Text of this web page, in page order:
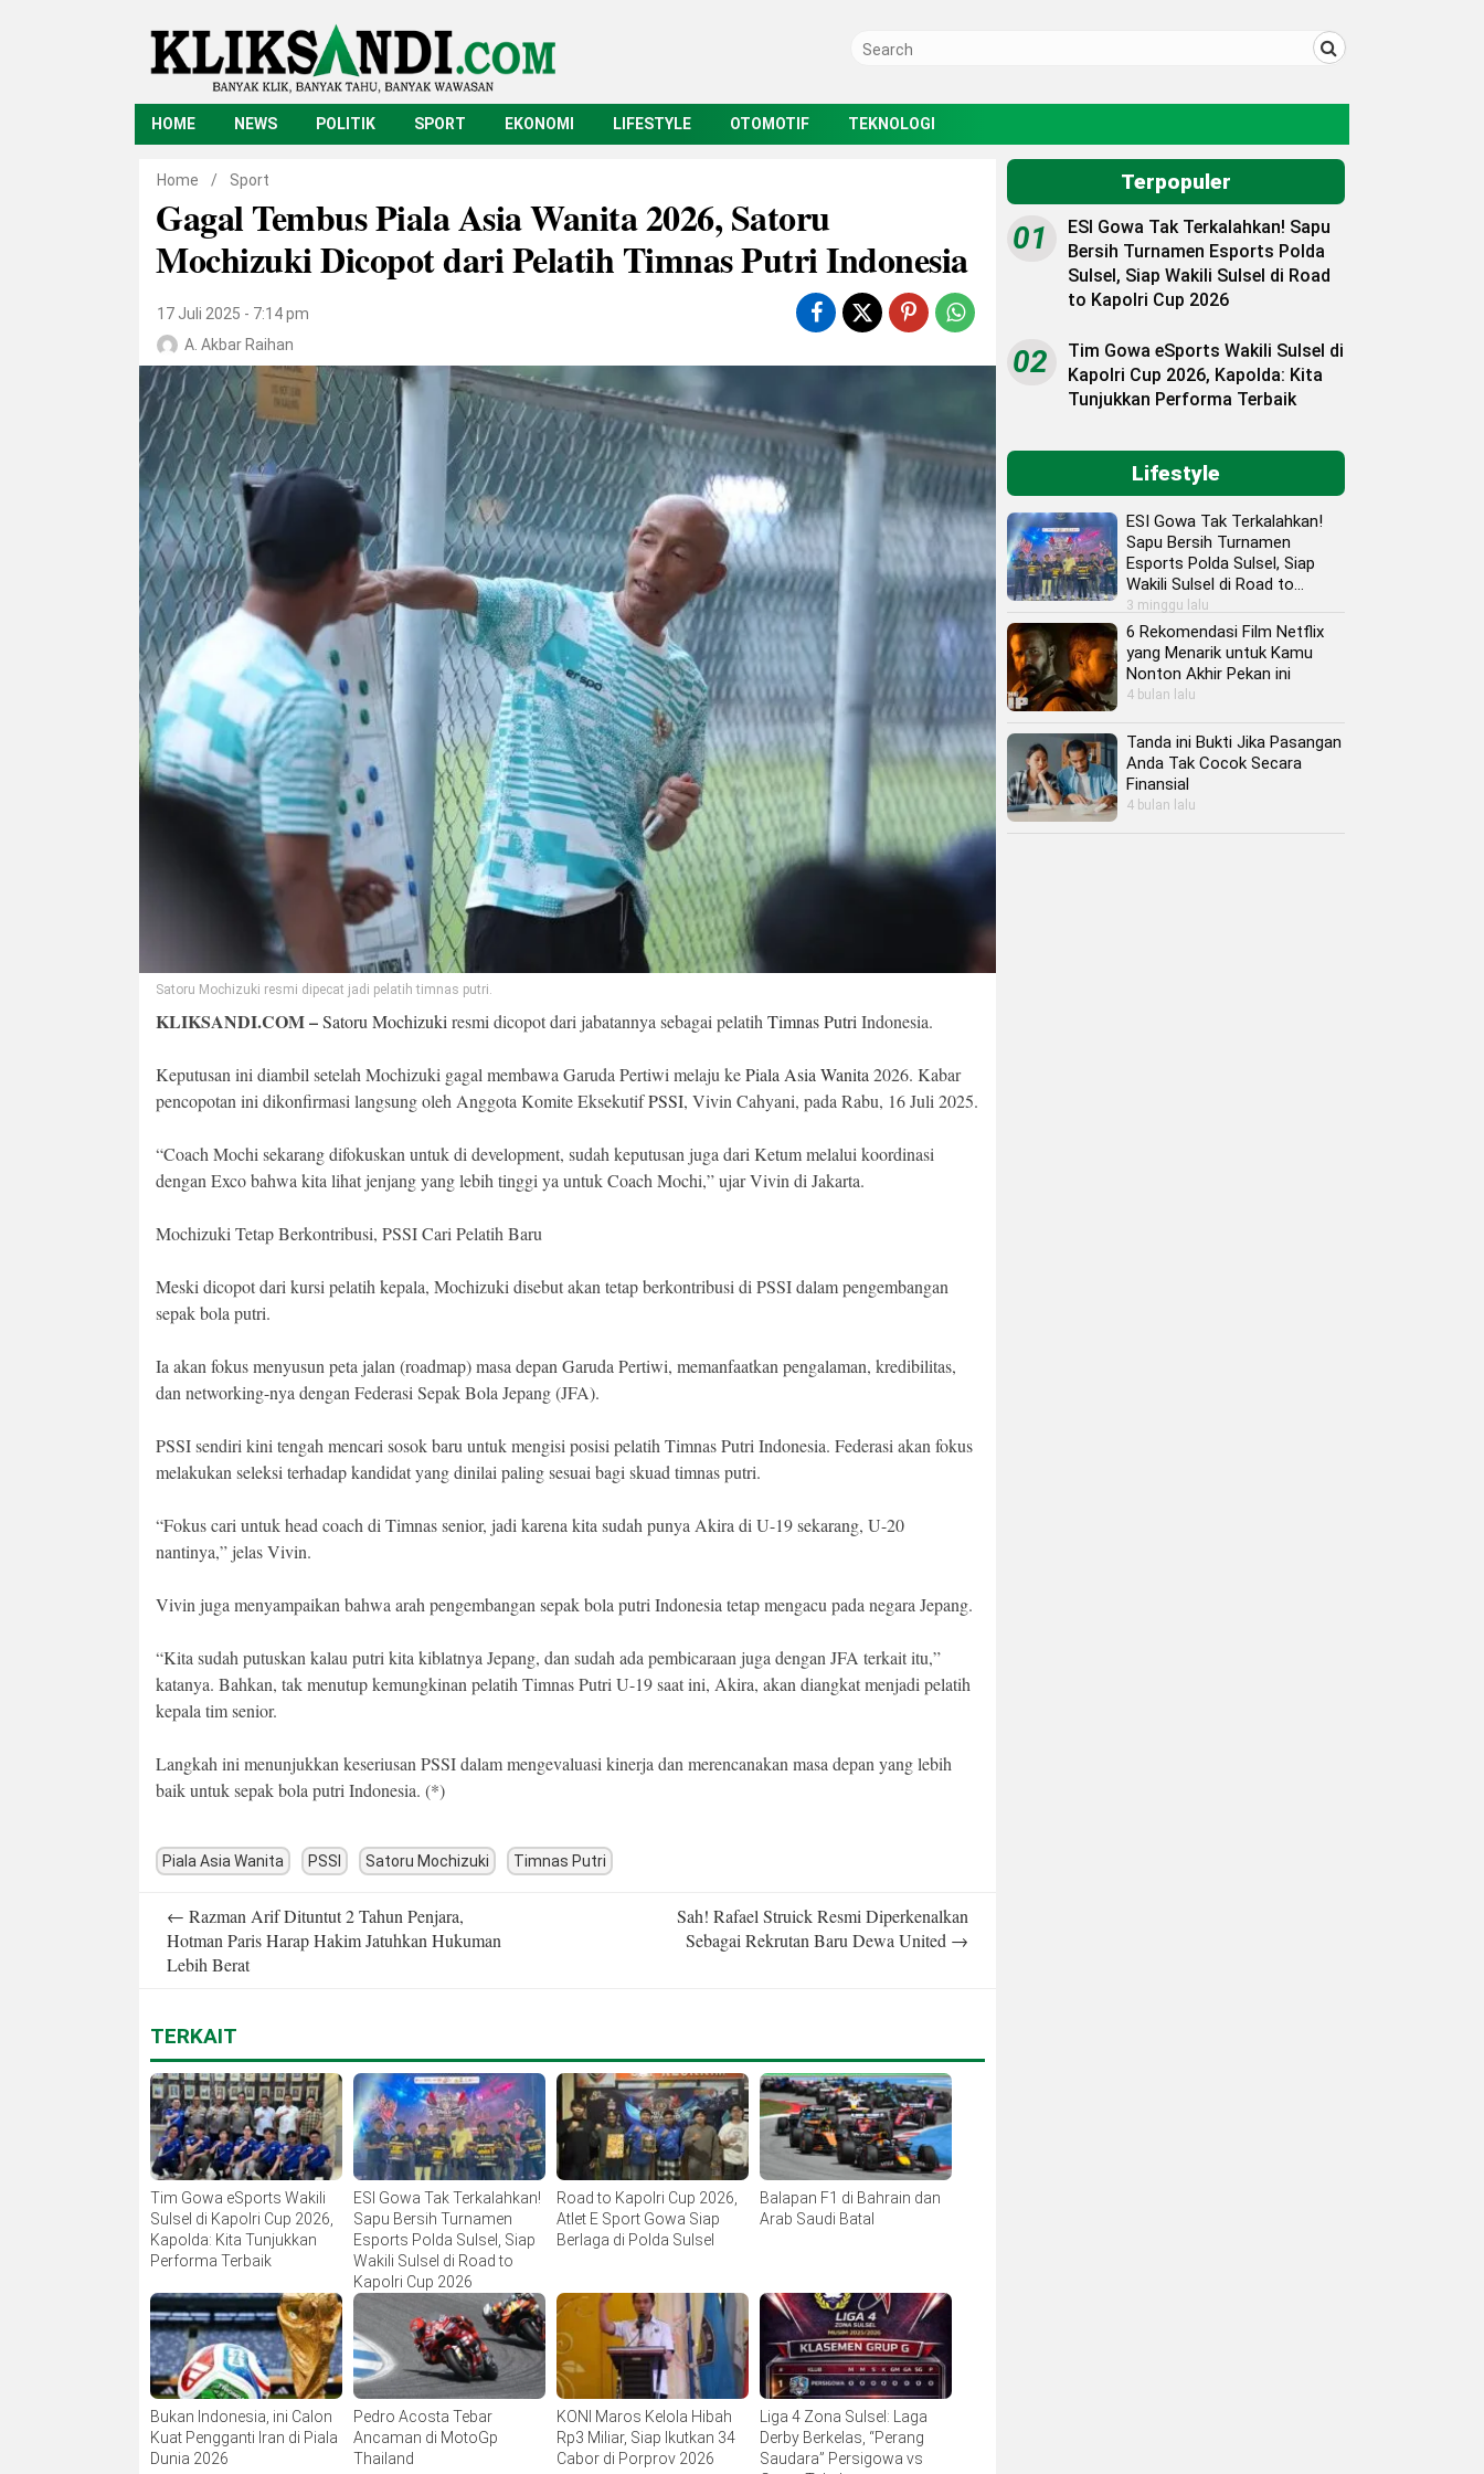
HOME NEWS POLITIK SPORT EKONOMI LIFESTYLE OTOMOTIF TEKNOLOGI
Home / Sport
Gagal Tembus Piala Asia Wanita 2026, Satoru
Mochizuki Dicopot dari Pelatih Timnas Putri Indonesia
17 Juli 2025 - 7:14 pm
A. Akbar Raihan
Satoru Mochizuki resmi dipecat jadi pelatih timnas putri.
KLIKSANDI.COM –Satoru Mochizuki resmi dicopot dari jabatannya sebagai pelatih Timnas Putri Indonesia.
Keputusan ini diambil setelah Mochizuki gagal membawa Garuda Pertiwi melaju kePiala Asia Wanita 2026. Kabar
pencopotan ini dikonfirmasi langsung oleh Anggota Komite EksekutifPSSI, Vivin Cahyani, pada Rabu, 16 Juli 2025.
“Coach Mochi sekarang difokuskan untuk di development, sudah keputusan juga dari Ketum melalui koordinasi
dengan Exco bahwa kita lihat jenjang yang lebih tinggi ya untuk Coach Mochi,” ujar Vivin di Jakarta.
Mochizuki Tetap Berkontribusi, PSSI Cari Pelatih Baru
Meski dicopot dari kursi pelatih kepala, Mochizuki disebut akan tetap berkontribusi di PSSI dalam pengembangan
sepak bola putri.
Ia akan fokus menyusun peta jalan (roadmap) masa depan Garuda Pertiwi, memanfaatkan pengalaman, kredibilitas,
dan networking-nya dengan Federasi Sepak Bola Jepang (JFA).
PSSI sendiri kini tengah mencari sosok baru untuk mengisi posisi pelatih Timnas Putri Indonesia. Federasi akan fokus
melakukan seleksi terhadap kandidat yang dinilai paling sesuai bagi skuad timnas putri.
“Fokus cari untuk head coach di Timnas senior, jadi karena kita sudah punya Akira di U-19 sekarang, U-20
nantinya,” jelas Vivin.
Vivin juga menyampaikan bahwa arah pengembangan sepak bola putri Indonesia tetap mengacu pada negara Jepang.
“Kita sudah putuskan kalau putri kita kiblatnya Jepang, dan sudah ada pembicaraan juga dengan JFA terkait itu,”
katanya. Bahkan, tak menutup kemungkinan pelatih Timnas Putri U-19 saat ini, Akira, akan diangkat menjadi pelatih
kepala tim senior.
Langkah ini menunjukkan keseriusan PSSI dalam mengevaluasi kinerja dan merencanakan masa depan yang lebih
baik untuk sepak bola putri Indonesia. (*)
Piala Asia Wanita PSSI Satoru Mochizuki Timnas Putri
navigation
← Razman Arif Dituntut 2 Tahun Penjara,
Hotman Paris Harap Hakim Jatuhkan Hukuman
Lebih Berat
Sah! Rafael Struick Resmi Diperkenalkan
Sebagai Rekrutan Baru Dewa United →
TERKAIT
Tim Gowa eSports Wakili
Sulsel di Kapolri Cup 2026,
Kapolda: Kita Tunjukkan
Performa Terbaik
ESI Gowa Tak Terkalahkan!
Sapu Bersih Turnamen
Esports Polda Sulsel, Siap
Wakili Sulsel di Road to
Kapolri Cup 2026
Road to Kapolri Cup 2026,
Atlet E Sport Gowa Siap
Berlaga di Polda Sulsel
Balapan F1 di Bahrain dan
Arab Saudi Batal
Bukan Indonesia, ini Calon
Kuat Pengganti Iran di Piala
Dunia 2026
Pedro Acosta Tebar
Ancaman di MotoGp
Thailand
KONI Maros Kelola Hibah
Rp3 Miliar, Siap Ikutkan 34
Cabor di Porprov 2026
Liga 4 Zona Sulsel: Laga
Derby Berkelas, “Perang
Saudara” Persigowa vs
Terpopuler
01
ESI Gowa Tak Terkalahkan! Sapu
Bersih Turnamen Esports Polda
Sulsel, Siap Wakili Sulsel di Road
to Kapolri Cup 2026
02
Tim Gowa eSports Wakili Sulsel di
Kapolri Cup 2026, Kapolda: Kita
Tunjukkan Performa Terbaik
Lifestyle
ESI Gowa Tak Terkalahkan!
Sapu Bersih Turnamen
Esports Polda Sulsel, Siap
Wakili Sulsel di Road to
Kapolri Cup 2026
3 minggu lalu
6 Rekomendasi Film Netflix
yang Menarik untuk Kamu
Nonton Akhir Pekan ini
4 bulan lalu
Tanda ini Bukti Jika Pasangan
Anda Tak Cocok Secara
Finansial
4 bulan lalu